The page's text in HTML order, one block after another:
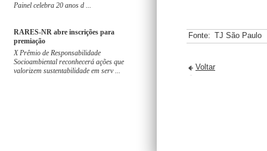
Painel celebra 20 anos d ...
RARES-NR abre inscrições para
premiação
X Prêmio de Responsabilidade
Socioambiental reconhecerá ações que
valorizem sustentabilidade em serv ...
Fonte: TJ São Paulo
Voltar